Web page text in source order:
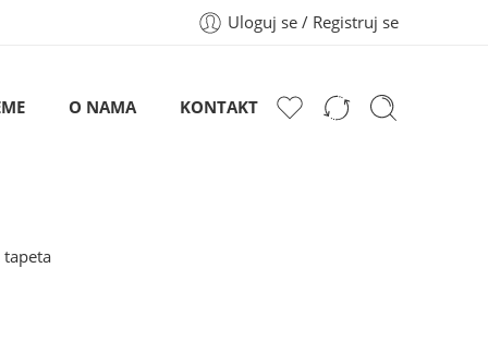
Uloguj se / Registruj se
O NAMA KONTAKT
tapeta